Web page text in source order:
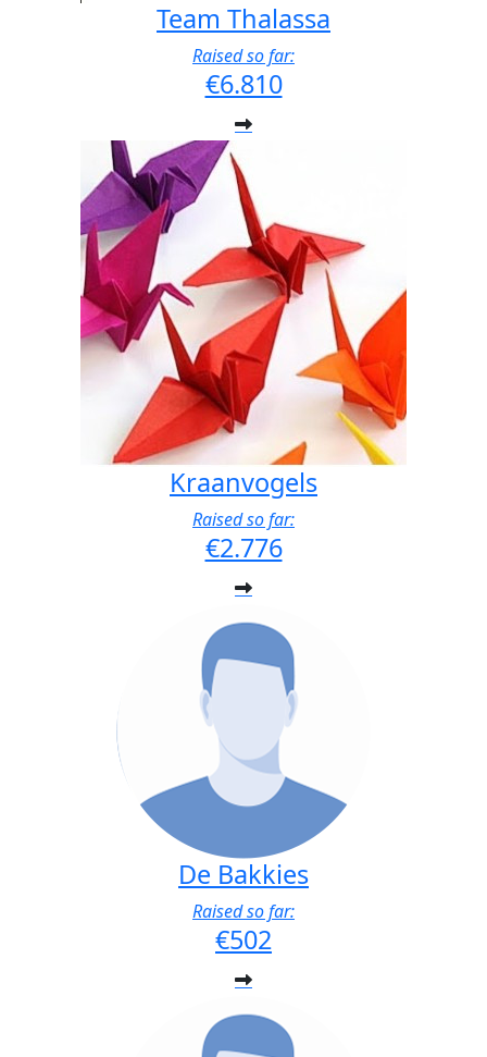
Team Thalassa
Raised so far:
€6.810
Kraanvogels
Raised so far:
€2.776
De Bakkies
Raised so far:
€502